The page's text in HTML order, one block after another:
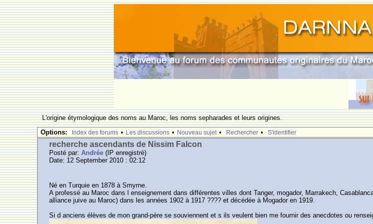
L'origine étymologique des noms au Maroc, les noms sepharades et leurs origines.
Options: Index des forums • Les discussions • Nouveau sujet • Rechercher • S'identifier
recherche ascendants de Nissim Falcon
Posté par:Andrée (IP enregistrè)
Date: 12 September 2010 : 02:12
Né en Turquie en 1878 à Smyrne.
A professé au Maroc dans l enseignement dans différentes villes dont Tanger, mogador, Marrakech,
alliance juive au Maroc) dans les années 1902 à 1917 ???? et décédée à Mogador en 1919.
Si d anciens élèves de mon grand-père se souviennent et s ils veulent bien me fournir des anecdotes ou